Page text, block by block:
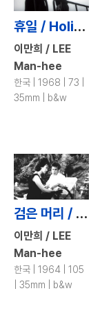
휴일 / Holiday
이만희 / LEE
Man-hee
한국 | 1968 | 73 |
35mm | b&w
검은 머리 / Black Hair
이만희 / LEE
Man-hee
한국 | 1964 | 105
| 35mm | b&w